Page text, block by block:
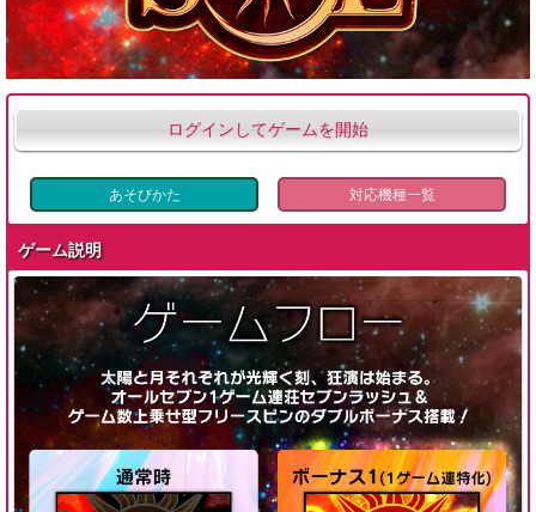
ログインしてゲームを開始
あそびかた 対応機種一覧
ゲーム説明